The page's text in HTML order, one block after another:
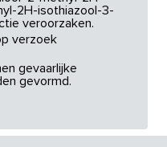
2H-isothiazool-3-
veroorzaken.
verzoek
gevaarlijke
gevormd.